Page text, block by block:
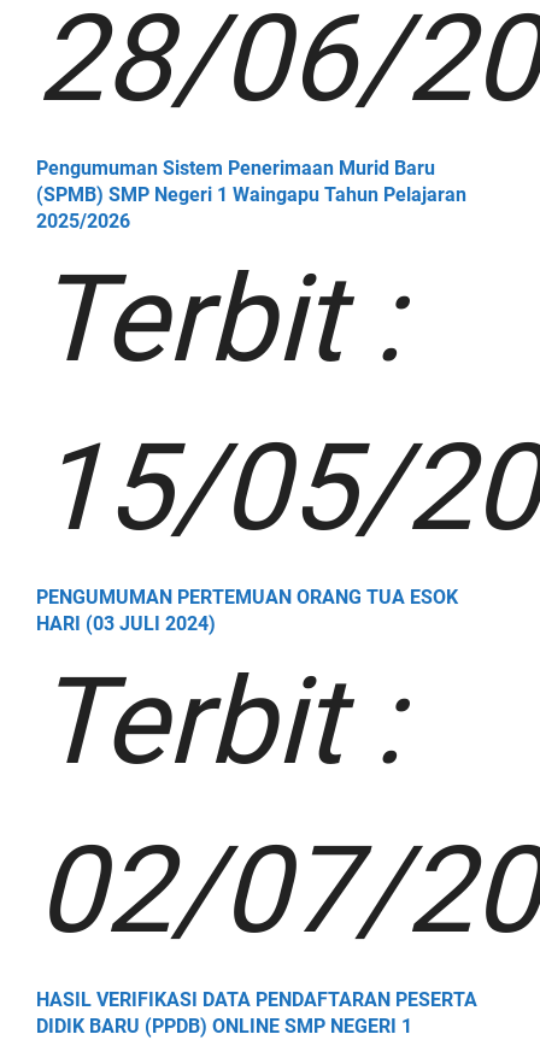
28/06/
Pengumuman Sistem Penerimaan Murid Baru
(SPMB) SMP Negeri 1 Waingapu Tahun Pelajaran
2025/2026
Terbit :
15/05/
PENGUMUMAN PERTEMUAN ORANG TUA ESOK
HARI (03 JULI 2024)
Terbit :
02/07/
HASIL VERIFIKASI DATA PENDAFTARAN PESERTA
DIDIK BARU (PPDB) ONLINE SMP NEGERI 1